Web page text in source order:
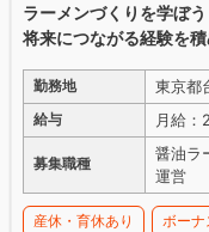
ラーメンづくりを学ぼ
将来につながる経験を積
勤務地 東京都
給与 月給：
募集職種
醤油ラ
運営
産休・育休あり ボーナ